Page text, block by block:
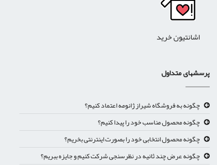
اشانتیون خرید
پرسشهای متداول
چگونه به فروشگاه شیراز ژانومه اعتماد کنیم؟
چگونه محصول مناسب خود را پیدا کنیم؟
چگونه محصول انتخابی خود را بصورت اینترنتی بخریم؟
چگونه عرض چند ثانیه در نظرسنجی شرکت کنیم و جایزه ببریم؟